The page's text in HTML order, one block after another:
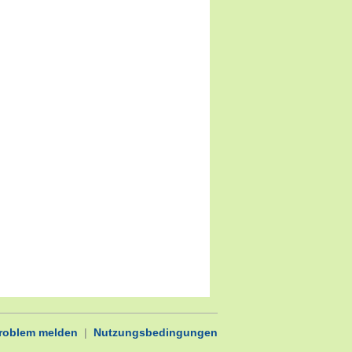
melden | Nutzungsbedingungen